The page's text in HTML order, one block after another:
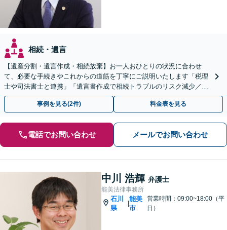
相続・遺言
【遺産分割・遺言作成・相続放棄】お一人おひとりの状況に合わせ
て、必要な手続きやこれからの道筋を丁寧にご説明いたします「税理
士や司法書士と連携」「遺言書作成で相続トラブルのリスク減少／形
式や内容について丁寧にアドバイス」
事例を見る(2件) 料金表を見る
電話でお問い合わせ メールでお問い合わせ
中川 浩輝 弁護士
能美法律事務所
石川
県
|
能美
市
営業時間：09:00~18:00（平
日）